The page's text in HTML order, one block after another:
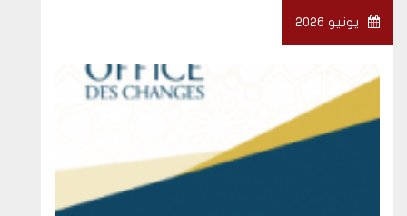
يونيو 2026